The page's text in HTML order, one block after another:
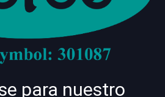
para nuestro